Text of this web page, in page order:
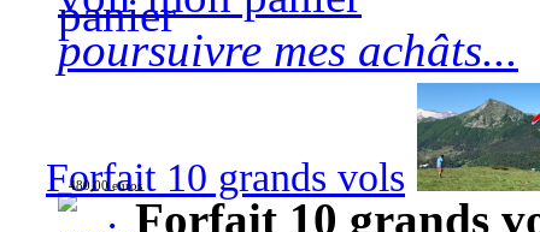
poursuivre mes achâts...
Forfait 10 grands vols
480,00 euros
Forfait 10 grands